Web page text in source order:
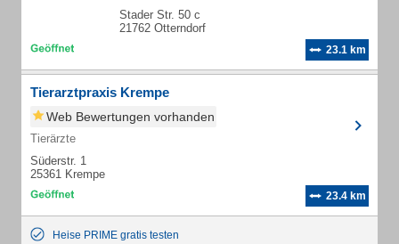
Stader Str. 50 c
21762 Otterndorf
23.1 km
Tierarztpraxis Krempe
Web Bewertungen vorhanden
Tierärzte
Süderstr. 1
25361 Krempe
23.4 km
Heise PRIME gratis testen